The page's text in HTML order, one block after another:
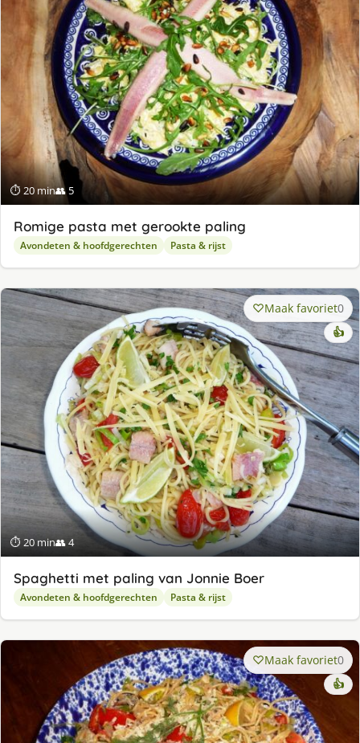
⏱ 20 min👥 5
Romige pasta met gerookte paling
Avondeten & hoofdgerechten Pasta & rijst
⏱ 20 min👥 4
Maak favoriet0
👍
Spaghetti met paling van Jonnie Boer
Avondeten & hoofdgerechten Pasta & rijst
Maak favoriet0
👍